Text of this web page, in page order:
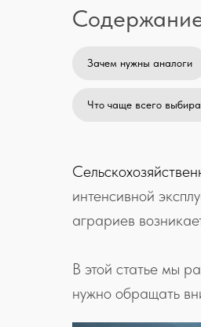
Зачем нужны аналоги
Что чаще всего
интенсивной
аграриев
В этой статье мы
нужно обращать